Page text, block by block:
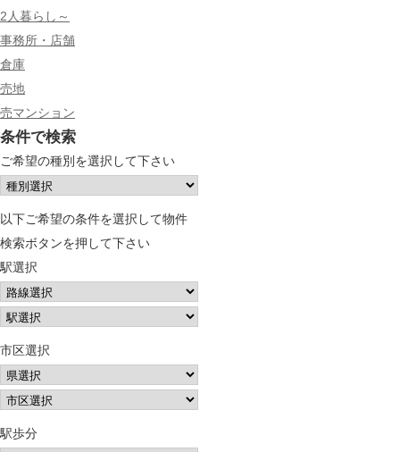
2人暮らし～
事務所・店舗
倉庫
売地
売マンション
条件で検索
ご希望の種別を選択して下さい
以下ご希望の条件を選択して物件
検索ボタンを押して下さい
駅選択
市区選択
駅歩分